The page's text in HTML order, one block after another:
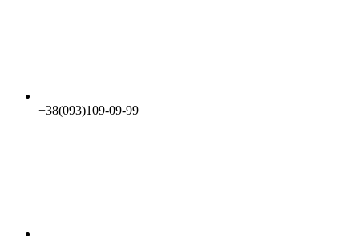
+38(093)109-09-99